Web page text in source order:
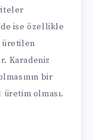
ise özellikle
üretilen
Karadeniz
bir
olması.